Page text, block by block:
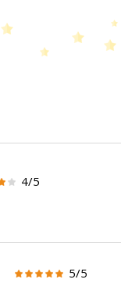
4/5
5/5